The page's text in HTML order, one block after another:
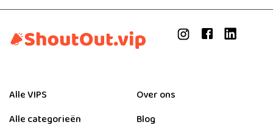
Alle VIPS
Alle categorieën
Over ons
Blog